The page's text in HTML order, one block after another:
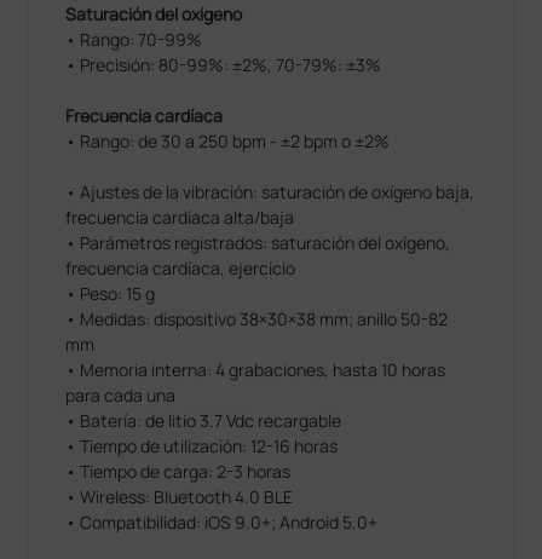
Saturación del oxígeno
• Rango: 70-99%
• Precisión: 80-99%: ±2%, 70-79%: ±3%
Frecuencia cardíaca
• Rango: de 30 a 250 bpm - ±2 bpm o ±2%
• Ajustes de la vibración: saturación de oxígeno baja,
frecuencia cardíaca alta/baja
• Parámetros registrados: saturación del oxígeno,
frecuencia cardíaca, ejercicio
• Peso: 15 g
• Medidas: dispositivo 38×30×38 mm; anillo 50-82
mm
• Memoria interna: 4 grabaciones, hasta 10 horas
para cada una
• Batería: de litio 3.7 Vdc recargable
• Tiempo de utilización: 12-16 horas
• Tiempo de carga: 2-3 horas
• Wireless: Bluetooth 4.0 BLE
• Compatibilidad: iOS 9.0+; Android 5.0+